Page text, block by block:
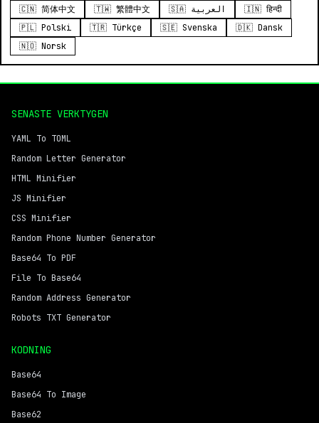
🇨🇳 简体中文 🇹🇼 繁體中文 🇸🇦 العربية
🇮🇳 हिन्दी
🇵🇱 Polski
🇹🇷 Türkçe 🇸🇪 Svenska
🇩🇰 Dansk
🇳🇴 Norsk
SENASTE VERKTYGEN
YAML To TOML
Random Letter Generator
HTML Minifier
JS Minifier
CSS Minifier
Random Phone Number Generator
Base64 To PDF
File To Base64
Random Address Generator
Robots TXT Generator
KODNING
Base64
Base64 To Image
Base62